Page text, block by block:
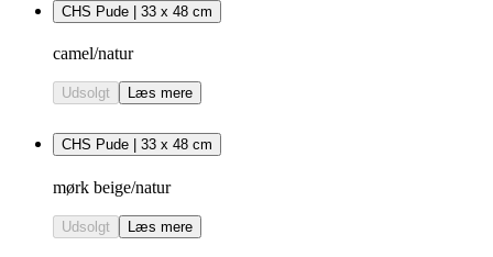
CHS Pude | 33 x 48 cm
camel/natur
Udsolgt Læs mere
CHS Pude | 33 x 48 cm
mørk beige/natur
Udsolgt Læs mere